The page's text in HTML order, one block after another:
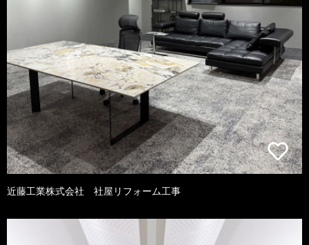
近藤工業株式会社 社屋リフォーム工事